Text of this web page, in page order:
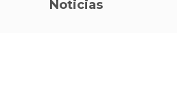
Noticias